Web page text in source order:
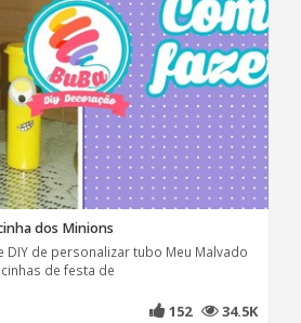
dos Minions
DIY de personalizar tubo Meu Malvado
de festa de
152 34.5K